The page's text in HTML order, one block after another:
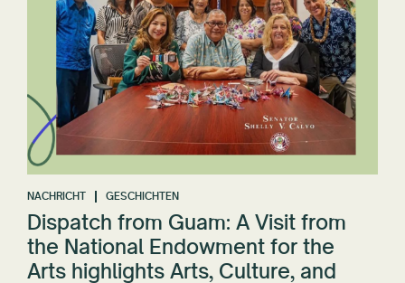
NACHRICHT GESCHICHTEN
Dispatch from Guam: A Visit from
the National Endowment for the
Arts highlights Arts, Culture, and